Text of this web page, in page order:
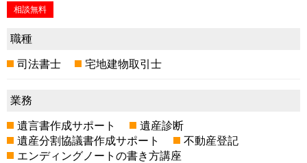
相談無料
職種
司法書士 宅地建物取引士
業務
遺言書作成サポート
遺産診断
遺産分割協議書作成サポート
不動産登記
エンディングノートの書き方講座